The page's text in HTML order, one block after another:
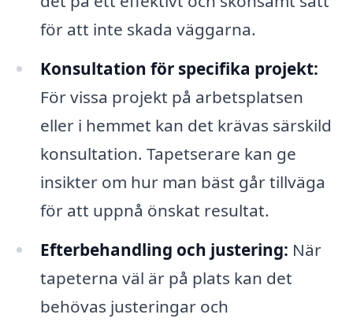
för att inte skada väggarna.
Konsultation för specifika projekt:
För vissa projekt på arbetsplatsen
eller i hemmet kan det krävas särskild
konsultation. Tapetserare kan ge
insikter om hur man bäst går tillväga
för att uppnå önskat resultat.
Efterbehandling och justering: När
tapeterna väl är på plats kan det
behövas justeringar och